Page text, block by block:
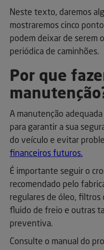
Neste texto, daremos
mostraremos cinco
podem deixar de serem
periódica de caminhões.
Por que
A manutenção
para garantir a sua
do veículo e evitar
financeiros futuros.
É importante seguir o
recomendado pelo
regulares de óleo, filtros
fluido de freio e outras
preventiva.
Consulte o manual do